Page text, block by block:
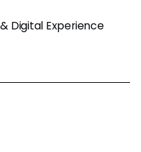
Digital Experience